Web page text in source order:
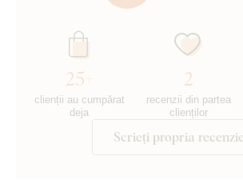
25+
clienții au cumpărat
deja
2
recenzii din partea
clienților
Scrieți propria recenzie